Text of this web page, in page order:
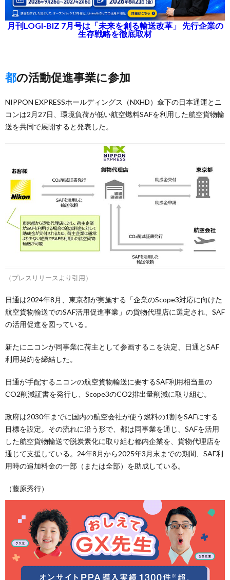
月刊LOGI-BIZ 7月号は「未来を創る輸送改革」 先行企業の
生存戦略を徹底取材
都の活動促進事業に参加
NIPPON EXPRESSホールディングス（NXHD）傘下の日本通運とニ
コンは2月27日、環境負荷が低い航空燃料SAFを利用した航空貨物輸
送を共同で展開すると発表した。
（プレスリリースより引用）
日通は2024年8月、東京都が実施する「企業のScope3対応に向けた
航空貨物輸送でのSAF活用促進事業」の貨物代理店に選定され、SAF
の活用促進を図っている。
新たにニコンが同事業に荷主として参画するこを決定、日通とSAF
利用契約を締結した。
日通が手配するニコンの航空貨物輸送に要するSAF利用相当量の
CO2削減証書を発行し、Scope3のCO2排出量削減に取り組む。
政府は2030年までに国内の航空会社が使う燃料の1割をSAFにする
目標を設定。その流れに沿う形で、都は同事業を通じ、SAFを活用
した航空貨物輸送で脱炭素化に取り組む都内企業を、貨物代理店を
通じて支援している。24年8月から2025年3月末までの期間、SAF利
用時の追加料金の一部（または全部）を助成している。
（藤原秀行）